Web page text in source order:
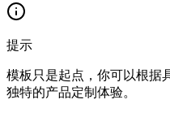
提示
模板只是起点，你可以根据
独特的产品定制体验。